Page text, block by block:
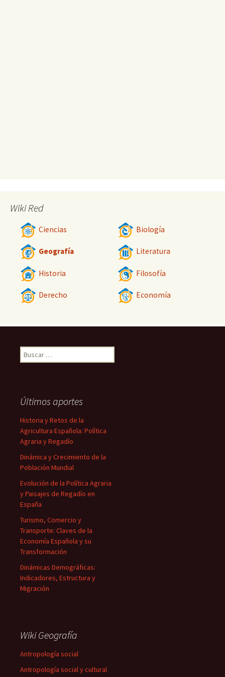
Wiki Red
Ciencias Biología
Geografía Literatura
Historia Filosofía
Derecho Economía
Buscar:
Últimos aportes
Historia y Retos de la
Agricultura Española: Política
Agraria y Regadío
Dinámica y Crecimiento de la
Población Mundial
Evolución de la Política Agraria
y Paisajes de Regadío en
España
Turismo, Comercio y
Transporte: Claves de la
Economía Española y su
Transformación
Dinámicas Demográficas:
Indicadores, Estructura y
Migración
Wiki Geografía
Antropología social
Antropología social y cultural